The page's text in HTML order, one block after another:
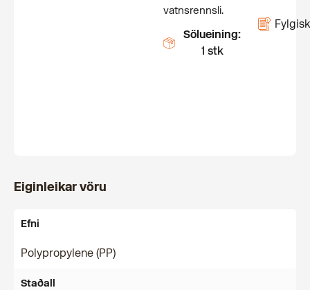
vatnsrennsli.
Sölueining:
1 stk
Eiginleikar vöru
Efni
Polypropylene (PP)
Staðall